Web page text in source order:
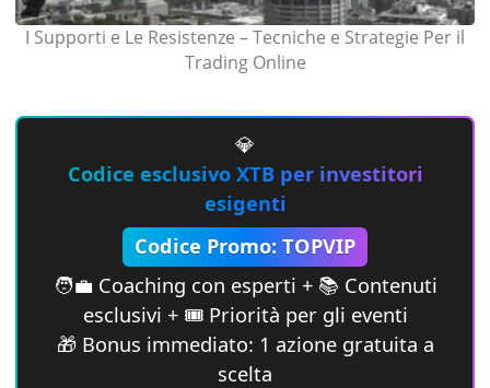
I Supporti e Le Resistenze – Tecniche e Strategie Per il
Trading Online
💎
Codice esclusivo XTB per investitori
esigenti
Codice Promo: TOPVIP
🧑‍💼 Coaching con esperti + 📚 Contenuti
esclusivi + 🎟 Priorità per gli eventi
🎁 Bonus immediato: 1 azione gratuita a
scelta